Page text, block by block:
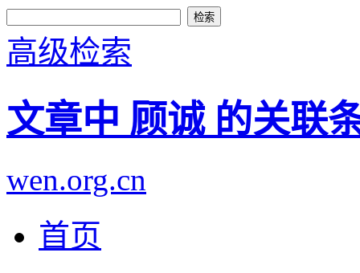
高级检索
文章中 顾诚 的关联
wen.org.cn
首页